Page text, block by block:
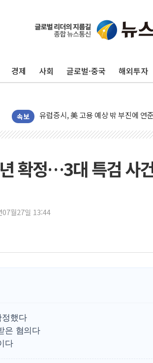
경제 사회 글로벌·중국 해외투자
속보
뉴욕증시, 고용 쇼크에 금리 인상 우
트럼프, 쿡 연준 이사 해임 재추진
미 연준 매파 기세 꺾이나…고용 감소
[종합] 이슬람 수니파 3국, '공동방위
美 항소법원, 백악관 무도회장 공사
이란 핵심 원유 수출항 '하르그섬', 최
[종합] 美 7월 고용 2만3000명 감소 '
[사진] 이슬람 수니파 3개국, 공동방
李 "해남 태양광, 대한민국 다음
확정…3대 특검 사
07월27일 13:44
정했다
은 혐의다
다